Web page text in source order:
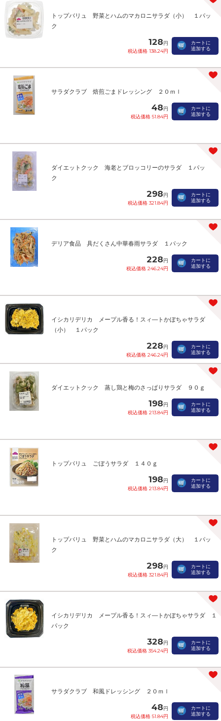
トップバリュ 野菜とハムのマカロニサラダ（小） １パッ
ク
128円
税込価格 138.24円
カートに
追加する
サラダクラブ 焙煎ごまドレッシング ２０ｍｌ
48円
税込価格 51.84円
カートに
追加する
ダイエットクック 海老とブロッコリーのサラダ １パッ
ク
298円
税込価格 321.84円
カートに
追加する
デリア食品 具だくさん中華春雨サラダ １パック
228円
税込価格 246.24円
カートに
追加する
イシカリデリカ メープル香る！スィ―トかぼちゃサラダ
（小） １パック
228円
税込価格 246.24円
カートに
追加する
ダイエットクック 蒸し鶏と梅のさっぱりサラダ ９０ｇ
198円
税込価格 213.84円
カートに
追加する
トップバリュ ごぼうサラダ １４０ｇ
198円
税込価格 213.84円
カートに
追加する
トップバリュ 野菜とハムのマカロニサラダ（大） １パッ
ク
298円
税込価格 321.84円
カートに
追加する
イシカリデリカ メープル香る！スィ―トかぼちゃサラダ １
パック
328円
税込価格 354.24円
カートに
追加する
サラダクラブ 和風ドレッシング ２０ｍｌ
48円
税込価格 51.84円
カートに
追加する